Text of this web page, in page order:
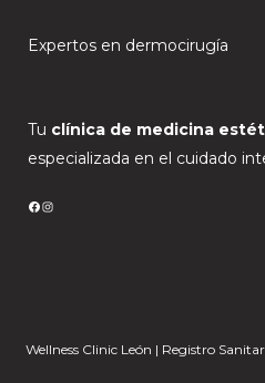
Expertos en dermocirugía
Tu clínica de medicina
especializada en el cuidado
FACEBOOK
INSTAGRAM
Wellness Clinic León | Registro